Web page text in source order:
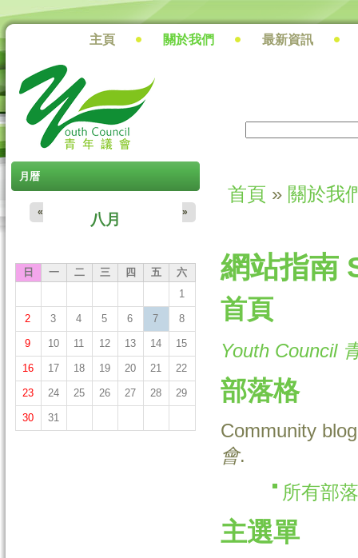
搜尋
主頁 關於我們 最新資訊
月暦
八月
« »
日 一 二 三 四 五
六
1
2 3 4 5 6 7 8
9 10 11 12 13 14 15
16 17 18 19 20 21 22
23 24 25 26 27 28 29
30 31
您在這裡
首頁 » 關於我
網站指南
首頁
Youth Council
部落格
Community
會.
所有部
主選單